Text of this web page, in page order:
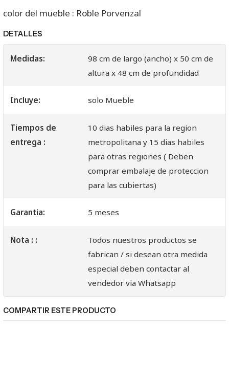
color del mueble : Roble Porvenzal
DETALLES
Medidas:
98 cm de largo (ancho) x 50 cm de
altura x 48 cm de profundidad
Incluye: solo Mueble
Tiempos de
entrega :
10 dias habiles para la region
metropolitana y 15 dias habiles
para otras regiones ( Deben
comprar embalaje de proteccion
para las cubiertas)
Garantia: 5 meses
Nota : :
Todos nuestros productos se
fabrican / si desean otra medida
especial deben contactar al
vendedor via Whatsapp
COMPARTIR ESTE PRODUCTO